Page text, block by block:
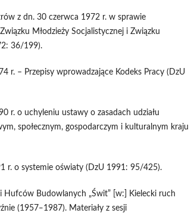
z dn. 30 czerwca 1972 r. w sprawie
Młodzieży Socjalistycznej i Związku
36/199).
r. – Przepisy wprowadzające Kodeks Pracy (DzU
r. o uchyleniu ustawy o zasadach udziału
społecznym, gospodarczym i kulturalnym kraju
r. o systemie oświaty (DzU 1991: 95/425).
Hufców Budowlanych „Świt” [w:] Kielecki ruch
(1957‒1987). Materiały z sesji